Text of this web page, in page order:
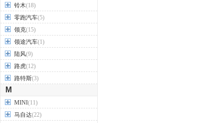
铃木(18)
零跑汽车(5)
领克(15)
领途汽车(1)
陆风(9)
路虎(12)
路特斯(3)
M
MINI(11)
马自达(22)